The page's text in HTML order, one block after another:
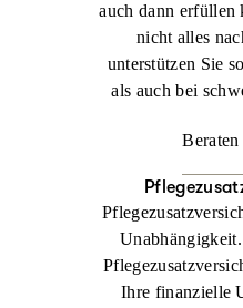
auch dann erfüllen
nicht alles
unterstützen Sie
als auch bei
Beraten
Ihre finanzielle